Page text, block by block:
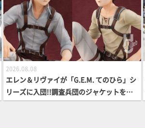
2026.08.08
エレン＆リヴァイが「G.E.M. てのひら」シ
リーズに入団!!調査兵団のジャケットを脱
いだリラックスした姿で立体化【進撃の巨